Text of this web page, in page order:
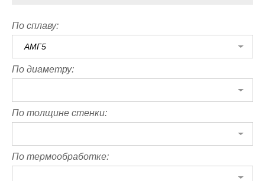
По сплаву:
АМГ5
По диаметру:
По толщине стенки:
По термообработке: